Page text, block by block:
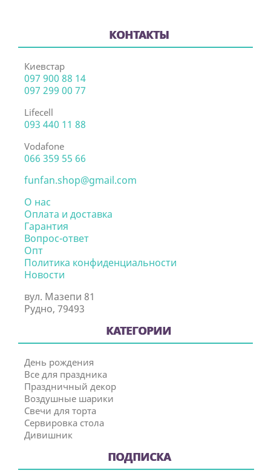
КОНТАКТЫ
Киевстар
097 900 88 14
097 299 00 77
Lifecell
093 440 11 88
Vodafone
066 359 55 66
funfan.shop@gmail.com
О нас
Оплата и доставка
Гарантия
Вопрос-ответ
Опт
Политика конфиденциальности
Новости
вул. Мазепи 81
Рудно, 79493
КАТЕГОРИИ
День рождения
Все для праздника
Праздничный декор
Воздушные шарики
Свечи для торта
Сервировка стола
Дивишник
ПОДПИСКА